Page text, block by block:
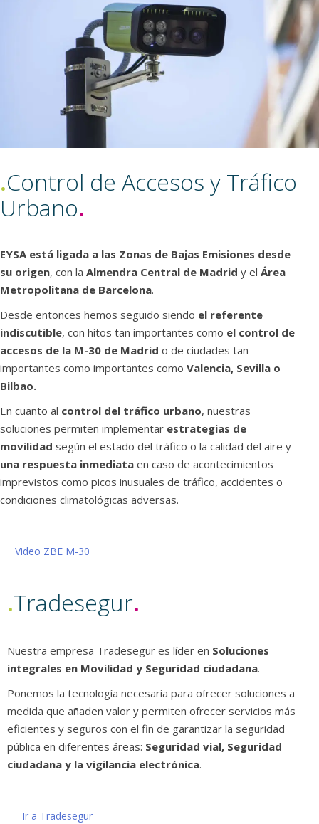
.Control de Accesos y Tráfico
Urbano.
EYSA está ligada a las Zonas de Bajas Emisiones desde
su origen, con la Almendra Central de Madrid y el Área
Metropolitana de Barcelona.
Desde entonces hemos seguido siendo el referente
indiscutible, con hitos tan importantes como el control de
accesos de la M-30 de Madrid o de ciudades tan
importantes como importantes como Valencia, Sevilla o
Bilbao.
En cuanto al control del tráfico urbano, nuestras
soluciones permiten implementar estrategias de
movilidad según el estado del tráfico o la calidad del aire y
una respuesta inmediata en caso de acontecimientos
imprevistos como picos inusuales de tráfico, accidentes o
condiciones climatológicas adversas.
Video ZBE M-30
.Tradesegur.
Nuestra empresa Tradesegur es líder en Soluciones
integrales en Movilidad y Seguridad ciudadana.
Ponemos la tecnología necesaria para ofrecer soluciones a
medida que añaden valor y permiten ofrecer servicios más
eficientes y seguros con el fin de garantizar la seguridad
pública en diferentes áreas: Seguridad vial, Seguridad
ciudadana y la vigilancia electrónica.
Ir a Tradesegur